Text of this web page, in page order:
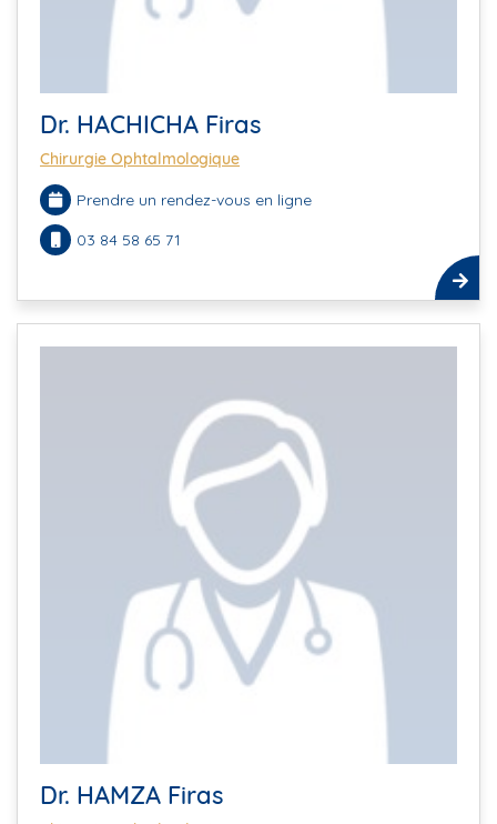
Dr. HACHICHA Firas
Chirurgie Ophtalmologique
Prendre un rendez-vous en ligne
03 84 58 65 71
Dr. HAMZA Firas